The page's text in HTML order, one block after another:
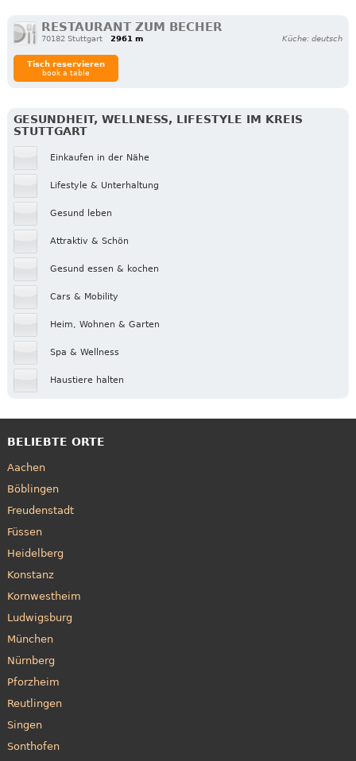
RESTAURANT ZUM BECHER
70182 Stuttgart 2961 m Küche: deutsch
Tisch reservieren
book a table
GESUNDHEIT, WELLNESS, LIFESTYLE IM KREIS
STUTTGART
Einkaufen in der Nähe
Lifestyle & Unterhaltung
Gesund leben
Attraktiv & Schön
Gesund essen & kochen
Cars & Mobility
Heim, Wohnen & Garten
Spa & Wellness
Haustiere halten
BELIEBTE ORTE
Aachen
Böblingen
Freudenstadt
Füssen
Heidelberg
Konstanz
Kornwestheim
Ludwigsburg
München
Nürnberg
Pforzheim
Reutlingen
Singen
Sonthofen